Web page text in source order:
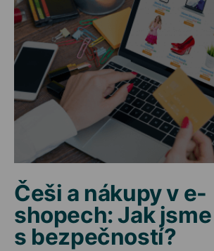
Češi a nákupy v e-
shopech: Jak
s bezpečností?